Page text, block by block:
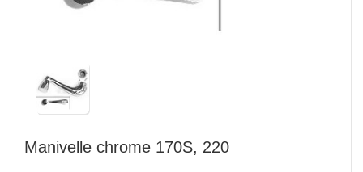
Manivelle chrome 170S, 220